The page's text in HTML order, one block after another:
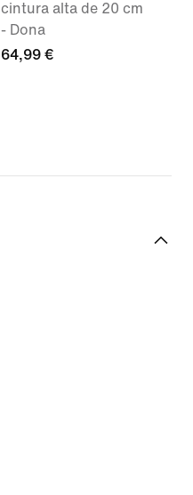
cintura alta de 20 cm
- Dona
64,99 €